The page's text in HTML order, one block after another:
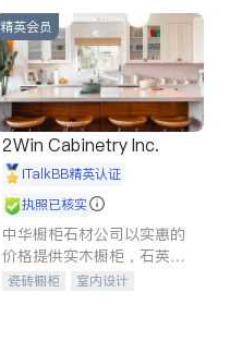
精英会员
2Win Cabinetry Inc.
iTalkBB精英认证
执照已核实
中华橱柜石材公司以实惠的
价格提供实木橱柜，石英石
台面，多种优质不锈钢水
瓷砖橱柜
室内设计